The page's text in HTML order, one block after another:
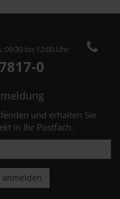
bis 12:00 Uhr
0
und erhalten Sie
in Ihr Postfach.